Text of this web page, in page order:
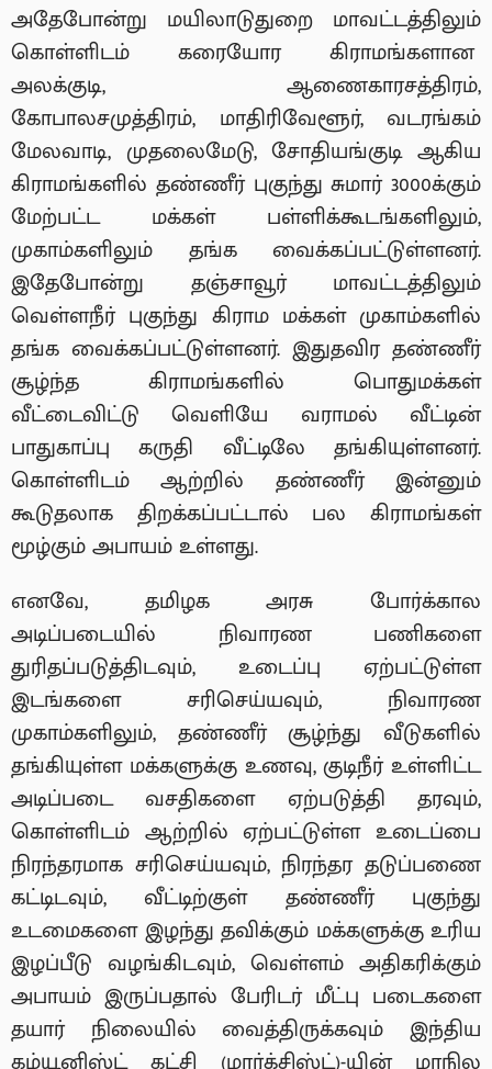
அதேபோன்று மயிலாடுதுறை மாவட்டத்திலும்
கொள்ளிடம் கரையோர கிராமங்களான
அலக்குடி, ஆணைகாரசத்திரம்,
கோபாலசமுத்திரம், மாதிரிவேளூர், வடரங்கம்
மேலவாடி, முதலைமேடு, சோதியங்குடி ஆகிய
கிராமங்களில் தண்ணீர் புகுந்து சுமார் 3000க்கும்
மேற்பட்ட மக்கள் பள்ளிக்கூடங்களிலும்,
முகாம்களிலும் தங்க வைக்கப்பட்டுள்ளனர்.
இதேபோன்று தஞ்சாவூர் மாவட்டத்திலும்
வெள்ளநீர் புகுந்து கிராம மக்கள் முகாம்களில்
தங்க வைக்கப்பட்டுள்ளனர். இதுதவிர தண்ணீர்
சூழ்ந்த கிராமங்களில் பொதுமக்கள்
வீட்டைவிட்டு வெளியே வராமல் வீட்டின்
பாதுகாப்பு கருதி வீட்டிலே தங்கியுள்ளனர்.
கொள்ளிடம் ஆற்றில் தண்ணீர் இன்னும்
கூடுதலாக திறக்கப்பட்டால் பல கிராமங்கள்
மூழ்கும் அபாயம் உள்ளது.
எனவே, தமிழக அரசு போர்க்கால
அடிப்படையில் நிவாரண பணிகளை
துரிதப்படுத்திடவும், உடைப்பு ஏற்பட்டுள்ள
இடங்களை சரிசெய்யவும், நிவாரண
முகாம்களிலும், தண்ணீர் சூழ்ந்து வீடுகளில்
தங்கியுள்ள மக்களுக்கு உணவு, குடிநீர் உள்ளிட்ட
அடிப்படை வசதிகளை ஏற்படுத்தி தரவும்,
கொள்ளிடம் ஆற்றில் ஏற்பட்டுள்ள உடைப்பை
நிரந்தரமாக சரிசெய்யவும், நிரந்தர தடுப்பணை
கட்டிடவும், வீட்டிற்குள் தண்ணீர் புகுந்து
உடமைகளை இழந்து தவிக்கும் மக்களுக்கு உரிய
இழப்பீடு வழங்கிடவும், வெள்ளம் அதிகரிக்கும்
அபாயம் இருப்பதால் பேரிடர் மீட்பு படைகளை
தயார் நிலையில் வைத்திருக்கவும் இந்திய